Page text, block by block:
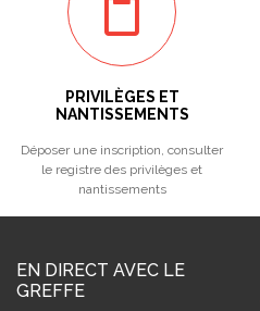
PRIVILÈGES ET
NANTISSEMENTS
Déposer une inscription, consulter
le registre des privilèges et
nantissements
EN DIRECT AVEC LE
GREFFE